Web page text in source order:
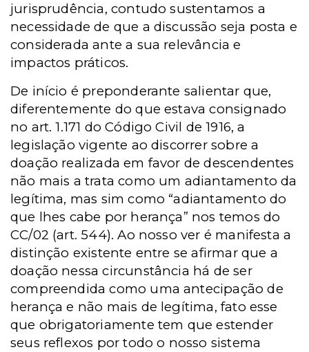
jurisprudência, contudo sustentamos a
necessidade de que a discussão seja posta e
considerada ante a sua relevância e
impactos práticos.
De início é preponderante salientar que,
diferentemente do que estava consignado
no art. 1.171 do Código Civil de 1916, a
legislação vigente ao discorrer sobre a
doação realizada em favor de descendentes
não mais a trata como um adiantamento da
legítima, mas sim como “adiantamento do
que lhes cabe por herança” nos temos do
CC/02 (art. 544). Ao nosso ver é manifesta a
distinção existente entre se afirmar que a
doação nessa circunstância há de ser
compreendida como uma antecipação de
herança e não mais de legítima, fato esse
que obrigatoriamente tem que estender
seus reflexos por todo o nosso sistema